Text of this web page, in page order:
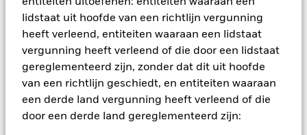
lidstaat uit hoofde van een richtlijn vergunning
heeft verleend, entiteiten waaraan een lidstaat
vergunning heeft verleend of die door een lidstaat
gereglementeerd zijn, zonder dat dit uit hoofde
van een richtlijn geschiedt, en entiteiten waaraan
een derde land vergunning heeft verleend of die
door een derde land gereglementeerd zijn:
kunnen schommelingen in de aandelenkoersen grotere
gevolgen hebben voor de totale waarde van dit Fonds. Het
Fonds belegt doorgaans in aandelen van kleinere bedrijven
die minder voorspelbaar en minder liquide kunnen zijn dan
aandelen van grotere bedrijven. Vergeleken met meer
gevestigde economieën kan de waarde van beleggingen in
opkomende markten volatieler zijn als gevolg van verschillen
in algemeen aanvaarde boekhoudkundige grondslagen of
door economische of politieke instabiliteit. Beleggingen in